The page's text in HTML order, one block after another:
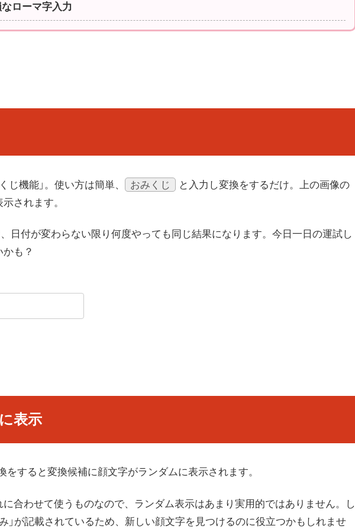
なローマ字入力
じ機能」。使い方は簡単、 おみくじ
と入力し変換をするだけ。上の画像の
されます。
日付が変わらない限り何度やっても同じ結果になります。今日一日の運試し
も？
表示
をすると変換候補に顔文字がランダムに表示されます。
合わせて使うものなので、ランダム表示はあまり実用的ではありません。し
」が記載されているため、新しい顔文字を見つけるのに役立つかもしれませ